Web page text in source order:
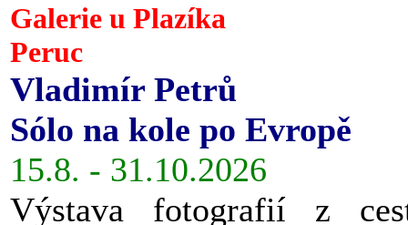
Galerie u Plazíka
Peruc
Vladimír Petrů
Sólo na kole po Evropě
15.8. - 31.10.2026
Výstava fotografií z